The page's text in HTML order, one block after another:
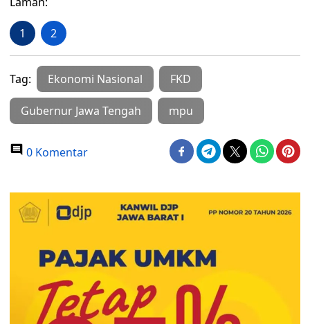
1 2
Tag: Ekonomi Nasional FKD
Gubernur Jawa Tengah mpu
0 Komentar